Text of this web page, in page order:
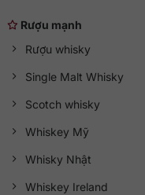
Rượu mạnh
Rượu whisky
Single Malt Whisky
Scotch whisky
Whiskey Mỹ
Whisky Nhật
Whiskey Ireland